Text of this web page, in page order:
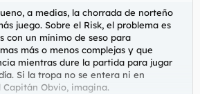
a medias, la chorrada de norteño
juego. Sobre el Risk, el problema es
con un mínimo de seso para
más o menos complejas y que
mientras dure la partida para jugar
Si la tropa no se entera ni en
Obvio, imagina.